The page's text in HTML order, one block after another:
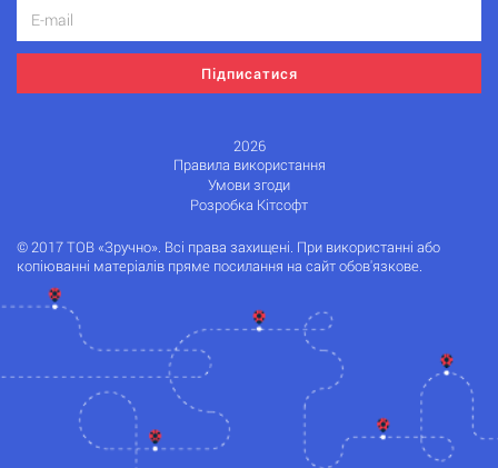
Підписатися
2026
Правила використання
Умови згоди
Розробка Кітсофт
© 2017 ТОВ «Зручно». Всі права захищені. При використанні або
копіюванні матеріалів пряме посилання на сайт обов'язкове.